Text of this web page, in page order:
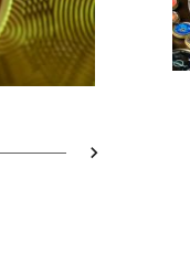
portrait of a
Carlton
- Upward
4 - Ritz
Slide 5 - A
Slide 6 -
Next